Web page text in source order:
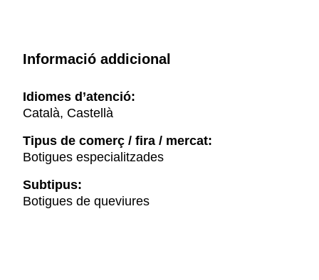
Informació addicional
Idiomes d’atenció:
Català, Castellà
Tipus de comerç / fira / mercat:
Botigues especialitzades
Subtipus:
Botigues de queviures